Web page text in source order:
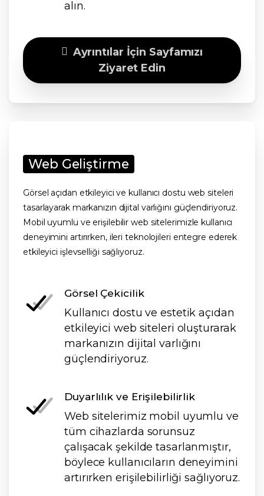
alın.
Ayrıntılar İçin Sayfamızı
Ziyaret Edin
Web Geliştirme
Görsel açıdan etkileyici ve kullanıcı dostu web siteleri
tasarlayarak markanızın dijital varlığını güçlendiriyoruz.
Mobil uyumlu ve erişilebilir web sitelerimizle kullanıcı
deneyimini artırırken, ileri teknolojileri entegre ederek
etkileyici işlevselliği sağlıyoruz.
Görsel Çekicilik
Kullanıcı dostu ve estetik açıdan
etkileyici web siteleri oluşturarak
markanızın dijital varlığını
güçlendiriyoruz.
Duyarlılık ve Erişilebilirlik
Web sitelerimiz mobil uyumlu ve
tüm cihazlarda sorunsuz
çalışacak şekilde tasarlanmıştır,
böylece kullanıcıların deneyimini
artırırken erişilebilirliği sağlıyoruz.